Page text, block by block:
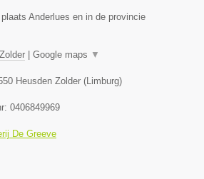
Anderlues en in de provincie
| Google maps ▼
Heusden Zolder (Limburg)
0406849969
De Greeve